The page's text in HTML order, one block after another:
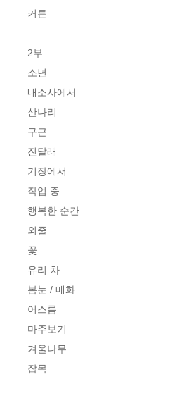
커튼
2부
소년
내소사에서
산나리
구근
진달래
기장에서
작업 중
행복한 순간
외줄
꽃
유리 차
봄눈 / 매화
어스름
마주보기
겨울나무
잡목